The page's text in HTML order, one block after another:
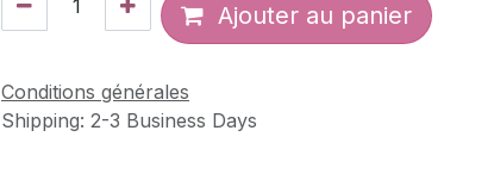
Ajouter au panier
Conditions générales
Shipping: 2-3 Business Days